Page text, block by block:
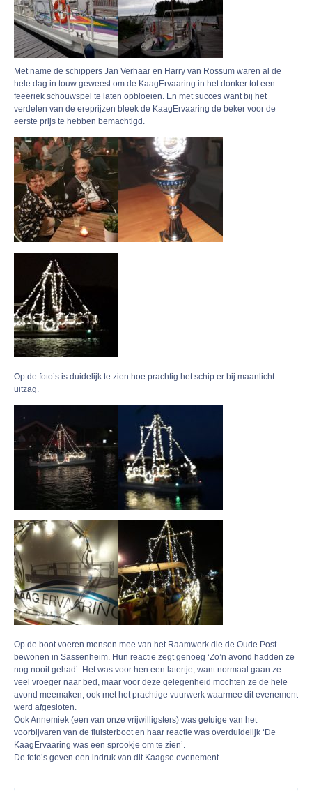
Met name de schippers Jan Verhaar en Harry van Rossum waren al de
hele dag in touw geweest om de KaagErvaaring in het donker tot een
feeëriek schouwspel te laten opbloeien. En met succes want bij het
verdelen van de ereprijzen bleek de KaagErvaaring de beker voor de
eerste prijs te hebben bemachtigd.
Op de foto’s is duidelijk te zien hoe prachtig het schip er bij maanlicht
uitzag.
Op de boot voeren mensen mee van het Raamwerk die de Oude Post
bewonen in Sassenheim. Hun reactie zegt genoeg ‘Zo’n avond hadden ze
nog nooit gehad’. Het was voor hen een latertje, want normaal gaan ze
veel vroeger naar bed, maar voor deze gelegenheid mochten ze de hele
avond meemaken, ook met het prachtige vuurwerk waarmee dit evenement
werd afgesloten.
Ook Annemiek (een van onze vrijwilligsters) was getuige van het
voorbijvaren van de fluisterboot en haar reactie was overduidelijk ‘De
KaagErvaaring was een sprookje om te zien’.
De foto’s geven een indruk van dit Kaagse evenement.